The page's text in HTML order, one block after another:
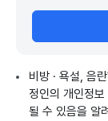
비방 · 욕설, 음
정인의 개인정
될 수 있음을 알